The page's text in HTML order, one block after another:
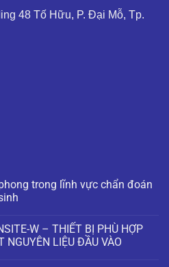
48 Tố Hữu, P. Đại Mỗ, Tp.
trong lĩnh vực chẩn đoán
W – THIẾT BỊ PHÙ HỢP
NGUYÊN LIỆU ĐẦU VÀO